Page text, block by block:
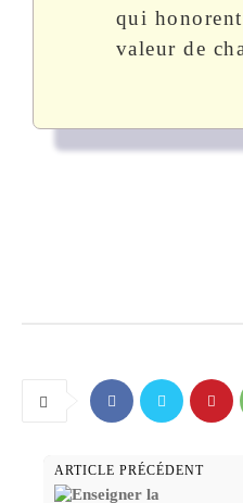
qui
valeur de
ARTICLE PRÉCÉDENT